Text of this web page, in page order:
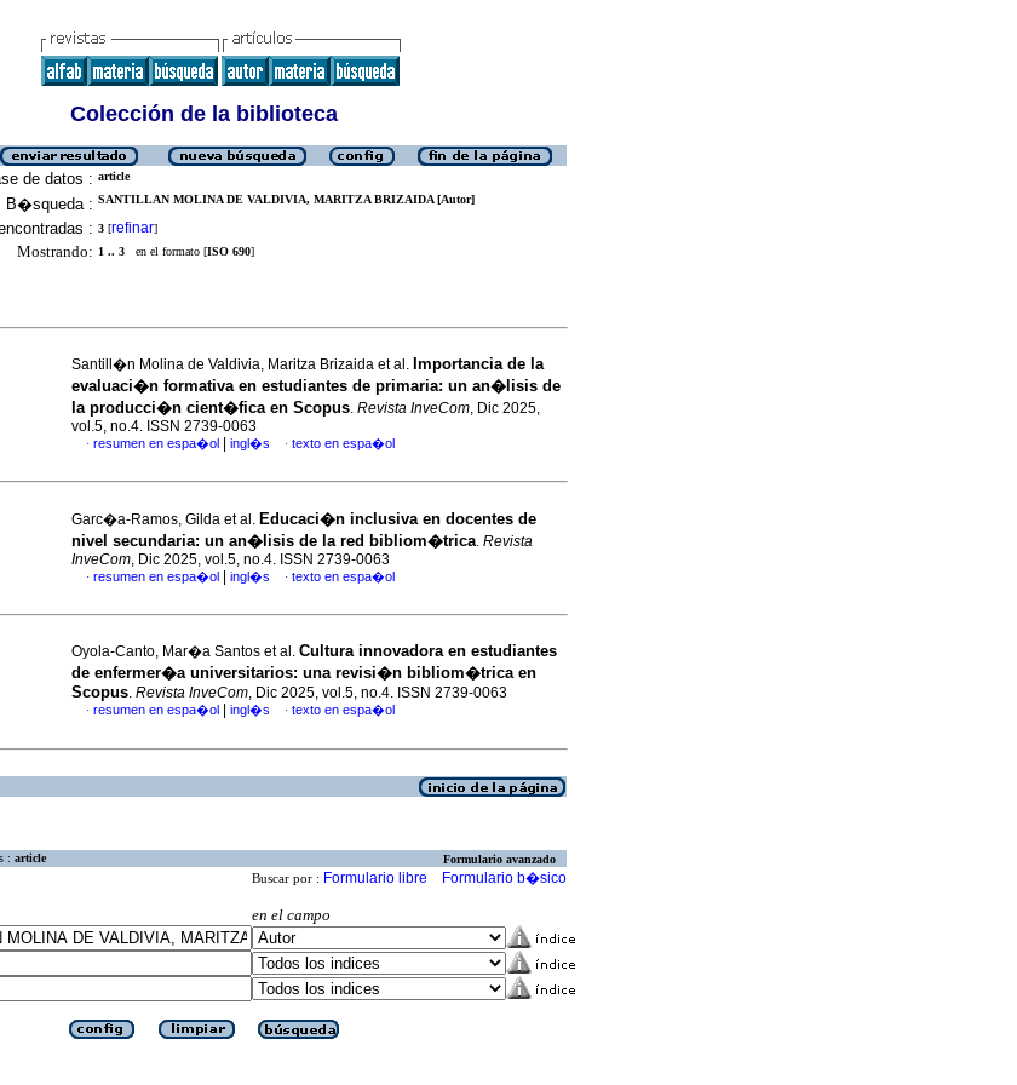
Colección de la biblioteca
de datos : article
B�squeda : SANTILLAN MOLINA DE VALDIVIA, MARITZA BRIZAIDA [Autor]
: 3 [refinar]
Mostrando: 1 .. 3 en el formato [ISO 690]
Santill�n Molina de Valdivia, Maritza Brizaida et al. Importancia de la
evaluaci�n formativa en estudiantes de primaria: un an�lisis de
la producci�n cient�fica en Scopus. Revista InveCom, Dic 2025,
vol.5, no.4. ISSN 2739-0063
· resumen en espa�ol ingl�s · texto en espa�ol
Garc�a-Ramos, Gilda et al. Educaci�n inclusiva en docentes de
nivel secundaria: un an�lisis de la red bibliom�trica. Revista
InveCom, Dic 2025, vol.5, no.4. ISSN 2739-0063
· resumen en espa�ol ingl�s · texto en espa�ol
Oyola-Canto, Mar�a Santos et al. Cultura innovadora en estudiantes
de enfermer�a universitarios: una revisi�n bibliom�trica en
Scopus. Revista InveCom, Dic 2025, vol.5, no.4. ISSN 2739-0063
· resumen en espa�ol ingl�s · texto en espa�ol
: article Formulario avanzado
Buscar por : Formulario libre Formulario b�sico
en el campo